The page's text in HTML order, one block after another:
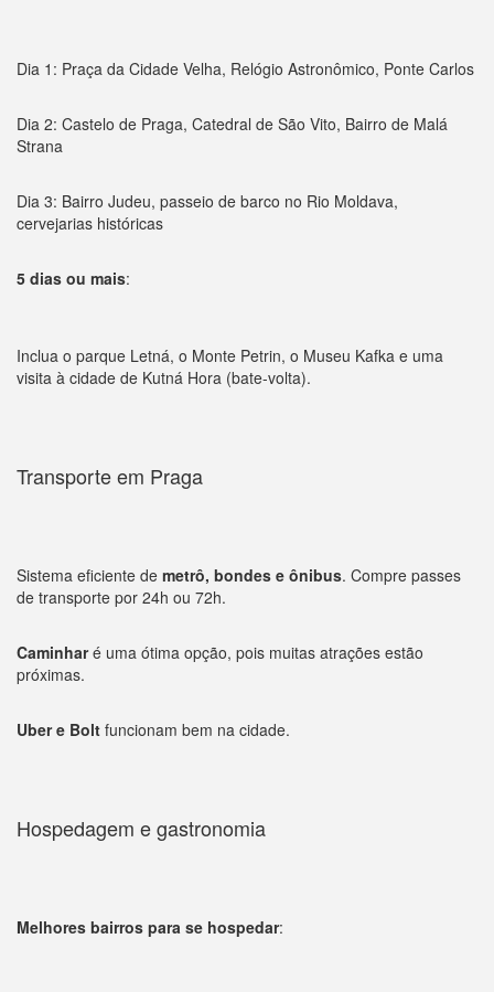
Dia 1: Praça da Cidade Velha, Relógio Astronômico, Ponte Carlos
Dia 2: Castelo de Praga, Catedral de São Vito, Bairro de Malá
Strana
Dia 3: Bairro Judeu, passeio de barco no Rio Moldava,
cervejarias históricas
5 dias ou mais:
Inclua o parque Letná, o Monte Petrin, o Museu Kafka e uma
visita à cidade de Kutná Hora (bate-volta).
Transporte em Praga
Sistema eficiente de metrô, bondes e ônibus. Compre passes
de transporte por 24h ou 72h.
Caminharé uma ótima opção, pois muitas atrações estão
próximas.
Uber e Bolt funcionam bem na cidade.
Hospedagem e gastronomia
Melhores bairros para se hospedar: